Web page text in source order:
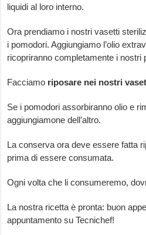
liquidi al loro interno.
Ora prendiamo i nostri vasetti
i pomodori. Aggiungiamo l’olio
ricopriranno completamente i nostri
Facciamo riposare nei nostri
Se i pomodori assorbiranno olio e
aggiungiamone dell’altro.
La conserva ora deve essere fatta
prima di essere consumata.
Ogni volta che li consumeremo,
La nostra ricetta è pronta: buon
appuntamento su Tecnichef!